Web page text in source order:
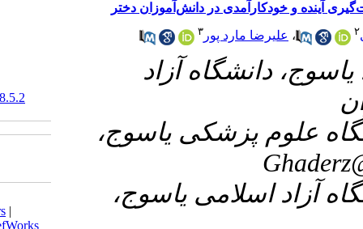
دختر
یاسوج،
BibTeX
EndNote|Medlars|
ProCite